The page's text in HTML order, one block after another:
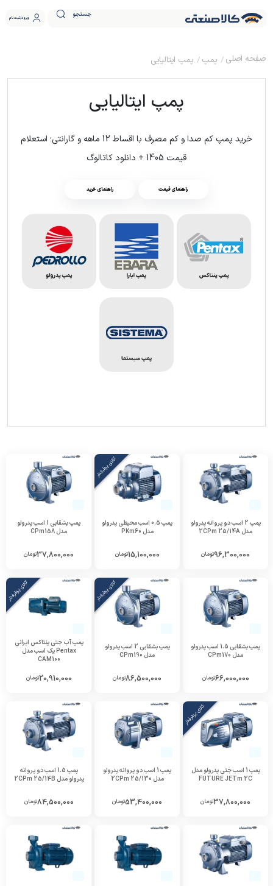
جستجو ورود ثبت نام
پمپ پمپ ایتالیایی
پمپ ایتالیایی
خرید پمپ کم صدا و کم مصرف با اقساط 12 ماهه و گارانتی؛ استعلام
قیمت 1405 + دانلود کاتالوگ
راهنمای قیمت راهنمای خرید
پمپ 2 اسب دو پروانه پدرولو
مدل 2CPm 25/14A
96,300,000تومان
کالای پرطرفدار
پمپ 0.5 اسب محیطی پدرولو
مدل PKm60
15,100,000تومان
پمپ بشقابی 1 اسب پدرولو
مدل CPm158
37,800,000تومان
پمپ بشقابی 1.5 اسب پدرولو
مدل CPm170
66,000,000تومان
کالای پرطرفدار
پمپ بشقابی 2 اسب پدرولو
مدل CPm190
86,500,000تومان
کالای پرطرفدار
پمپ آب جتی پنتاکس ایرانی
Pentax یک اسب مدل
CAM100
20,910,000تومان
کالای پرطرفدار
پمپ 1 اسب جتی پدرولو مدل
FUTURE JETm 2C
37,800,000تومان
پمپ 1 اسب دو پروانه پدرولو
مدل 2CPm 25/130
53,400,000تومان
پمپ 1.5 اسب دو پروانه
پدرولو مدل 2CPm 25/14B
84,500,000تومان